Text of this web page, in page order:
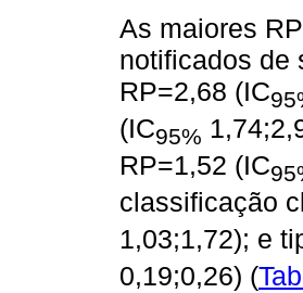
As maiores
notificados de
RP=2,68 (IC
(IC95%
RP=1,52 (IC
classificação
1,03;1,72); e
0,19;0,26) (